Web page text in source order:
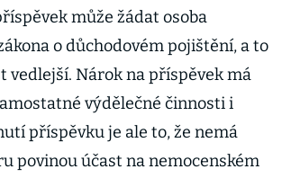
může žádat osoba
o důchodovém pojištění, a to
vedlejší. Nárok na příspěvek má
výdělečné činnosti i
příspěvku je ale to, že nemá
povinou účast na nemocenském